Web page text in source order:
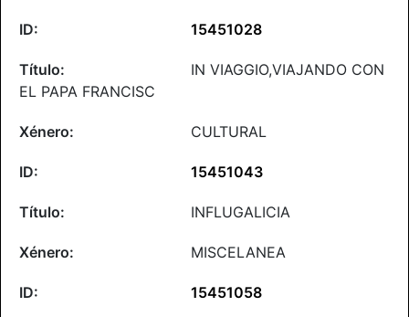
15451028
IN VIAGGIO,VIAJANDO CON
EL PAPA FRANCISC
CULTURAL
15451043
INFLUGALICIA
MISCELANEA
15451058